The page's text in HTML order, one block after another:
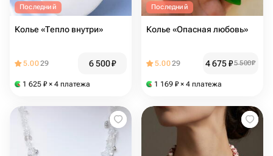
Последний
Колье «Тепло внутри»
5.0029 6 500₽
1 625 ₽ × 4 платежа
Последний
Колье «Опасная любовь»
5.0029 4 675₽5 500₽
1 169 ₽ × 4 платежа